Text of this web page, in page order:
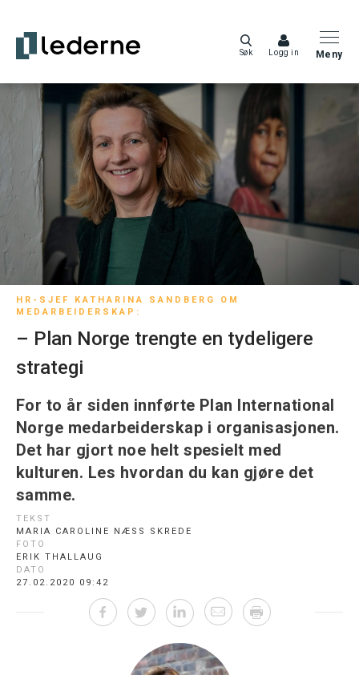
Søk Logg in Meny
HR-SJEF KATHARINA SANDBERG OM
MEDARBEIDERSKAP:
– Plan Norge trengte en tydeligere
strategi
For to år siden innførte Plan International
Norge medarbeiderskap i organisasjonen.
Det har gjort noe helt spesielt med
kulturen. Les hvordan du kan gjøre det
samme.
TEKST
MARIA CAROLINE NÆSS SKREDE
FOTO
ERIK THALLAUG
DATO
27.02.2020 09:42